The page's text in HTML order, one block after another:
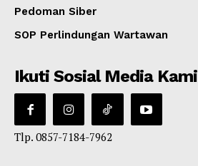
Pedoman Siber
SOP Perlindungan Wartawan
Ikuti Sosial Media Kami
Tlp. 0857-7184-7962